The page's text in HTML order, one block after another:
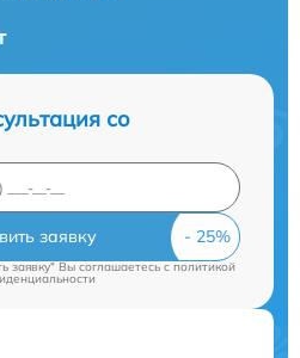
со
заявку
заявку" Вы соглашаетесь cполитикой